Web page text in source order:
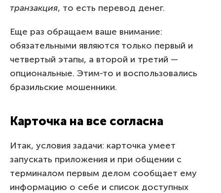
транзакция, то есть перевод денег.
Еще раз обращаем ваше внимание:
обязательными являются только первый и
четвертый этапы, а второй и третий —
опциональные. Этим-то и воспользовались
бразильские мошенники.
Карточка на все согласна
Итак, условия задачи: карточка умеет
запускать приложения и при общении с
терминалом первым делом сообщает ему
информацию о себе и список доступных